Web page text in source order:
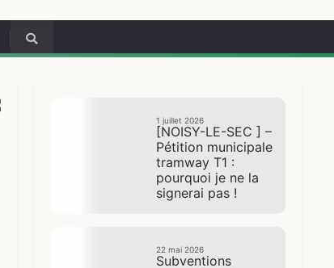
1 juillet 2026
[NOISY-LE-SEC ] –
Pétition municipale
tramway T1 :
pourquoi je ne la
signerai pas !
22 mai 2026
Subventions